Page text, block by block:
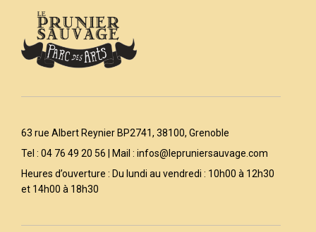
63 rue Albert Reynier BP2741, 38100, Grenoble
Tel : 04 76 49 20 56 | Mail : infos@lepruniersauvage.com
Heures d’ouverture : Du lundi au vendredi : 10h00 à 12h30
et 14h00 à 18h30